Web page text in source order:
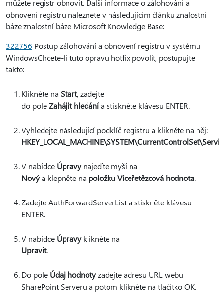
můžete registr obnovit. Další informace o zálohování a
obnovení registru naleznete v následujícím článku znalostní
báze znalostní báze Microsoft Knowledge Base:
322756 Postup zálohování a obnovení registru v systému
WindowsChcete-li tuto opravu hotfix povolit, postupujte
takto:
Klikněte na Start, zadejte
do poleZahájit hledánía stiskněte klávesu ENTER.
Vyhledejte následující podklíč registru a klikněte na něj:
V nabídce Úpravynajeďte myší na
Novýa klepněte na položku Víceřetězcová hodnota.
Zadejte AuthForwardServerList a stiskněte klávesu
ENTER.
V nabídce Úpravyklikněte na
Upravit.
Do pole Údaj hodnotyzadejte adresu URL webu
SharePoint Serveru a potom klikněte na tlačítko OK.